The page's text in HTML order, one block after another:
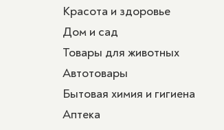
Красота и здоровье
Дом и сад
Товары для животных
Автотовары
Бытовая химия и гигиена
Аптека